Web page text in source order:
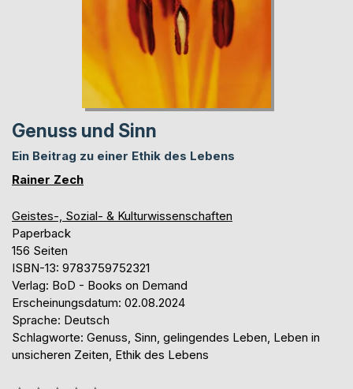
Genuss und Sinn
Ein Beitrag zu einer Ethik des Lebens
Rainer Zech
Geistes-, Sozial- & Kulturwissenschaften
Paperback
156 Seiten
ISBN-13: 9783759752321
Verlag: BoD - Books on Demand
Erscheinungsdatum: 02.08.2024
Sprache: Deutsch
Schlagworte: Genuss, Sinn, gelingendes Leben, Leben in
unsicheren Zeiten, Ethik des Lebens